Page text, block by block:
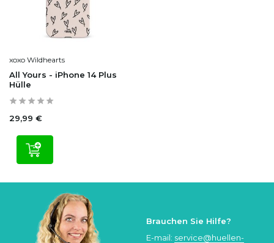
xoxo Wildhearts
All Yours - iPhone 14 Plus
Hülle
29,99 €
Brauchen Sie Hilfe?
E-mail: service@huellen-